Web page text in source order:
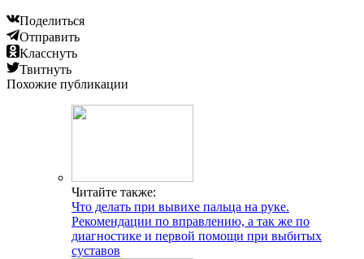
Поделиться
Отправить
Класснуть
Твитнуть
Похожие публикации
Читайте также:
Что делать при вывихе пальца на руке.
Рекомендации по вправлению, а так же по
диагностике и первой помощи при выбитых
суставов